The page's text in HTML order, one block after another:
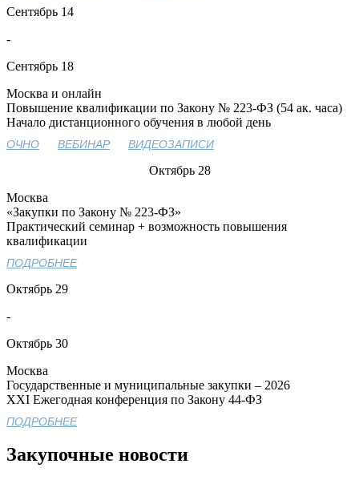
Сентябрь 14
-
Сентябрь 18
Москва и онлайн
Повышение квалификации по Закону № 223-ФЗ (54 ак. часа)
Начало дистанционного обучения в любой день
ОЧНО ВЕБИНАР ВИДЕОЗАПИСИ
Октябрь 28
Москва
«Закупки по Закону № 223-ФЗ»
Практический семинар + возможность повышения
квалификации
ПОДРОБНЕЕ
Октябрь 29
-
Октябрь 30
Москва
Государственные и муниципальные закупки – 2026
XXI Ежегодная конференция по Закону 44-ФЗ
ПОДРОБНЕЕ
Закупочные новости